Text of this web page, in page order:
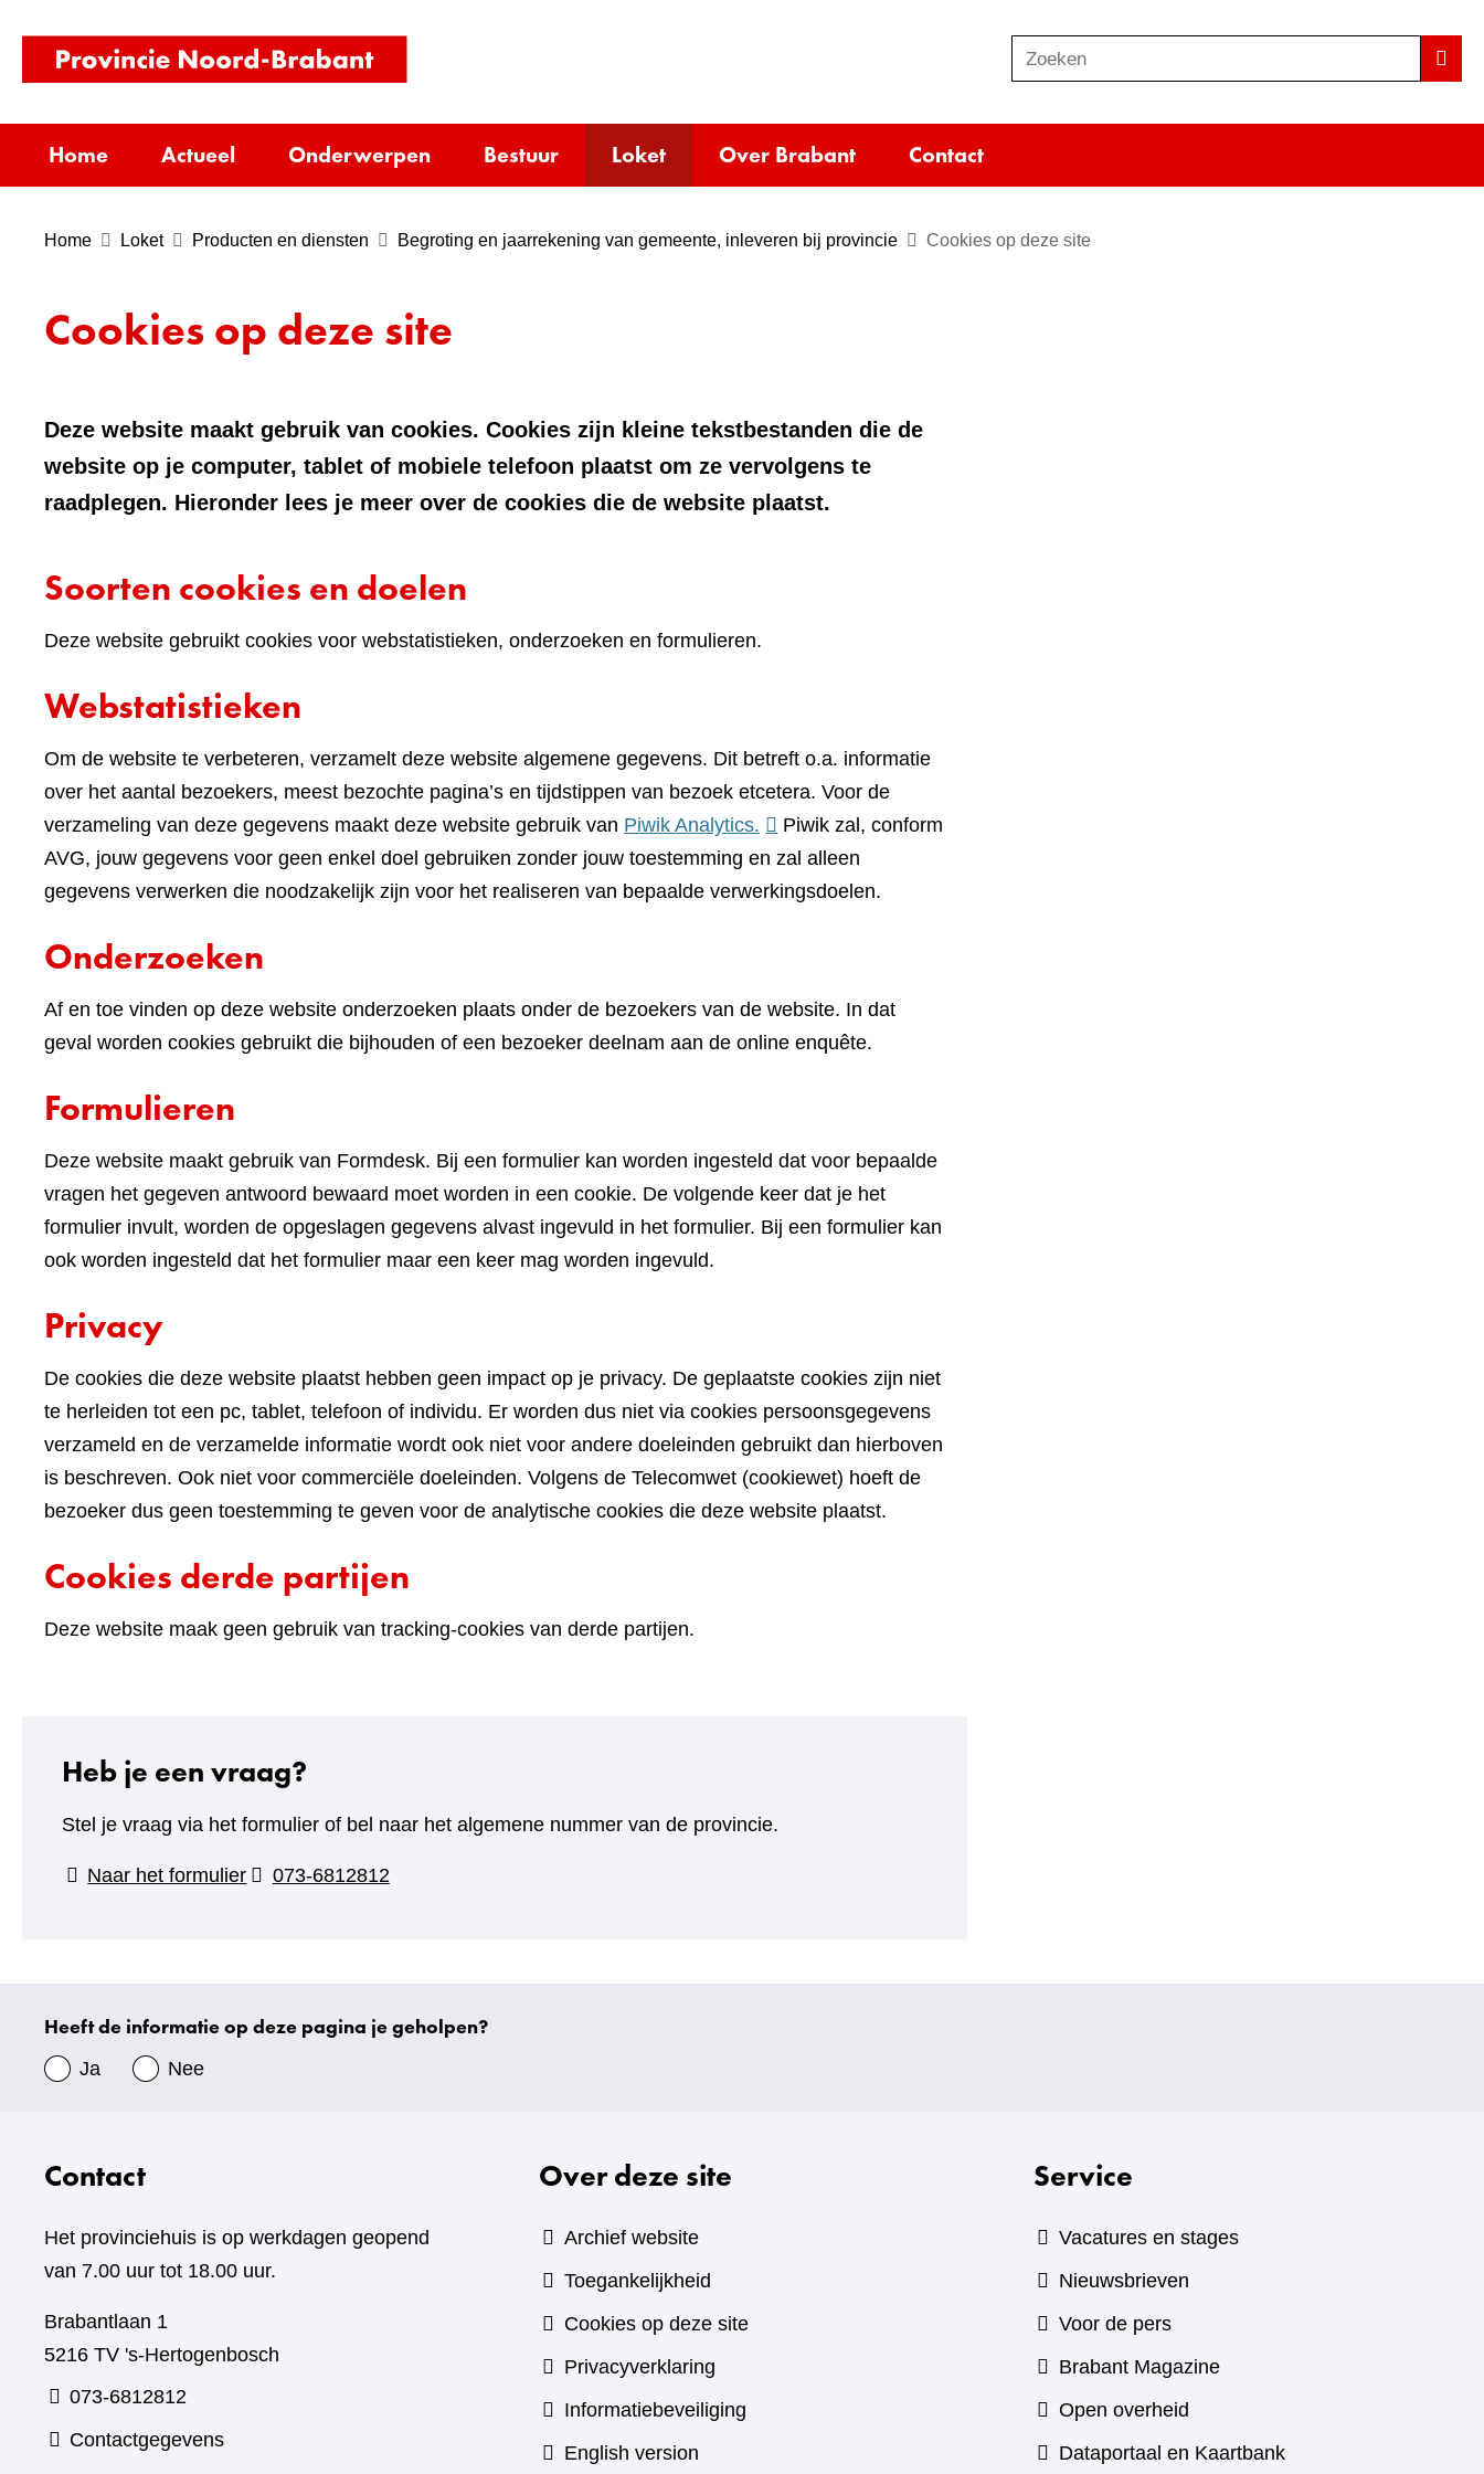
inhoud
homepage)
o
e
e
Zoeken
Home Actueel Onderwerpen Bestuur Loket Over Brabant Contact
Home Loket Producten en diensten Begroting en jaarrekening van gemeente, inleveren bij provincie Cookies op deze site
Cookies op deze site
Deze website maakt gebruik van cookies. Cookies zijn kleine tekstbestanden die de
website op je computer, tablet of mobiele telefoon plaatst om ze vervolgens te
raadplegen. Hieronder lees je meer over de cookies die de website plaatst.
Soorten cookies en doelen
Deze website gebruikt cookies voor webstatistieken, onderzoeken en formulieren.
Webstatistieken
Om de website te verbeteren, verzamelt deze website algemene gegevens. Dit betreft o.a. informatie
over het aantal bezoekers, meest bezochte pagina’s en tijdstippen van bezoek etcetera. Voor de
verzameling van deze gegevens maakt deze website gebruik van Piwik Analytics. (verwijst
naar
een
Piwik zal, conform
AVG, jouw gegevens voor geen enkel doel gebruiken zonder jouw toestemming en zal alleen
gegevens verwerken die noodzakelijk zijn voor het realiseren van bepaalde verwerkingsdoelen.
Onderzoeken
Af en toe vinden op deze website onderzoeken plaats onder de bezoekers van de website. In dat
geval worden cookies gebruikt die bijhouden of een bezoeker deelnam aan de online enquête.
Formulieren
Deze website maakt gebruik van Formdesk. Bij een formulier kan worden ingesteld dat voor bepaalde
vragen het gegeven antwoord bewaard moet worden in een cookie. De volgende keer dat je het
formulier invult, worden de opgeslagen gegevens alvast ingevuld in het formulier. Bij een formulier kan
ook worden ingesteld dat het formulier maar een keer mag worden ingevuld.
Privacy
De cookies die deze website plaatst hebben geen impact op je privacy. De geplaatste cookies zijn niet
te herleiden tot een pc, tablet, telefoon of individu. Er worden dus niet via cookies persoonsgegevens
verzameld en de verzamelde informatie wordt ook niet voor andere doeleinden gebruikt dan hierboven
is beschreven. Ook niet voor commerciële doeleinden. Volgens de Telecomwet (cookiewet) hoeft de
bezoeker dus geen toestemming te geven voor de analytische cookies die deze website plaatst.
Cookies derde partijen
Deze website maak geen gebruik van tracking-cookies van derde partijen.
Heb je een vraag?
Stel je vraag via het formulier of bel naar het algemene nummer van de provincie.
Naar het formulier(verwijst
073-6812812
Uw
gegevens
Heeft de informatie op deze pagina je geholpen?
Ja Nee
Contact
Het provinciehuis is op werkdagen geopend
van 7.00 uur tot 18.00 uur.
Brabantlaan 1
5216 TV 's-Hertogenbosch
073-6812812
Contactgegevens
Over deze site
Archief website
Toegankelijkheid
Cookies op deze site
Privacyverklaring
Informatiebeveiliging
English version
Service
Vacatures en stages
Nieuwsbrieven
Voor de pers
Brabant Magazine(verwijst
andere
Open overheid
Dataportaal en Kaartbank(verwijst